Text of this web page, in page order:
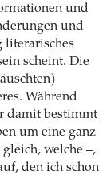
und
und
literarisches
scheint. Die
Während
damit bestimmt
um eine ganz
welche –,
den ich schon